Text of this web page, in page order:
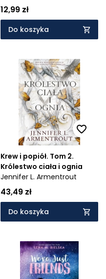
12,99 zł
Do koszyka
Krew i popiół. Tom 2.
Królestwo ciała i ognia
Jennifer L. Armentrout
43,49 zł
Do koszyka